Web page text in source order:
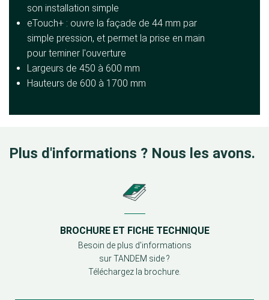
son installation simple
eTouch+ : ouvre la façade de 44 mm par
simple pression, et permet la prise en main
pour teminer l'ouverture
Largeurs de 450 à 600 mm
Hauteurs de 600 à 1700 mm
Plus d'informations ? Nous les avons.
BROCHURE ET FICHE TECHNIQUE
Besoin de plus d'informations
sur TANDEM side ?
Téléchargez la brochure.